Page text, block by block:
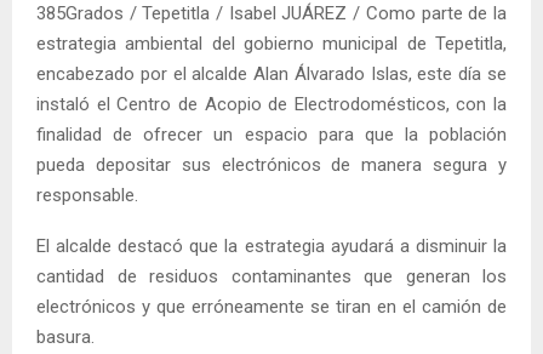
385Grados / Tepetitla / Isabel JUÁREZ / Como parte de la
estrategia ambiental del gobierno municipal de Tepetitla,
encabezado por el alcalde Alan Álvarado Islas, este día se
instaló el Centro de Acopio de Electrodomésticos, con la
finalidad de ofrecer un espacio para que la población
pueda depositar sus electrónicos de manera segura y
responsable.
El alcalde destacó que la estrategia ayudará a disminuir la
cantidad de residuos contaminantes que generan los
electrónicos y que erróneamente se tiran en el camión de
basura.